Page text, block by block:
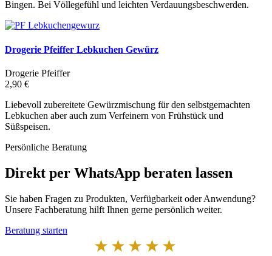
Bingen. Bei Völlegefühl und leichten Verdauungsbeschwerden.
Drogerie Pfeiffer Lebkuchen Gewürz
Drogerie Pfeiffer
2,90 €
Liebevoll zubereitete Gewürzmischung für den selbstgemachten
Lebkuchen aber auch zum Verfeinern von Frühstück und
Süßspeisen.
Persönliche Beratung
Direkt per WhatsApp beraten lassen
Sie haben Fragen zu Produkten, Verfügbarkeit oder Anwendung?
Unsere Fachberatung hilft Ihnen gerne persönlich weiter.
Beratung starten
★★★★★